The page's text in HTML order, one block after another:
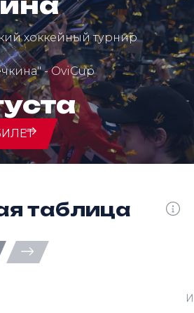
хоккейный турнир
- OviCup
таблица
И